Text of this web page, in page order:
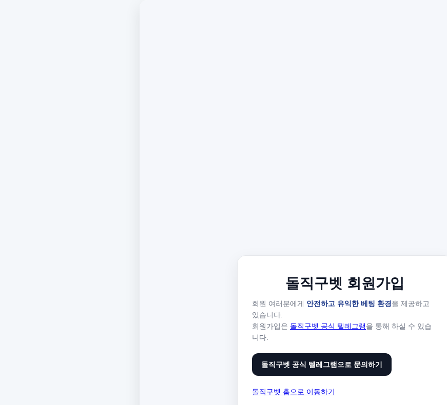
돌직구벳 회원가입
회원 여러분에게 안전하고 유익한 베팅 환경을 제공하고
있습니다.
회원가입은 돌직구벳 공식 텔레그램을 통해 하실 수 있습
니다.
돌직구벳 공식 텔레그램으로 문의하기
돌직구벳 홈으로 이동하기